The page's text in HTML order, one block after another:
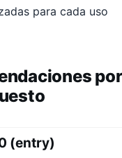
para cada uso
por
(entry)